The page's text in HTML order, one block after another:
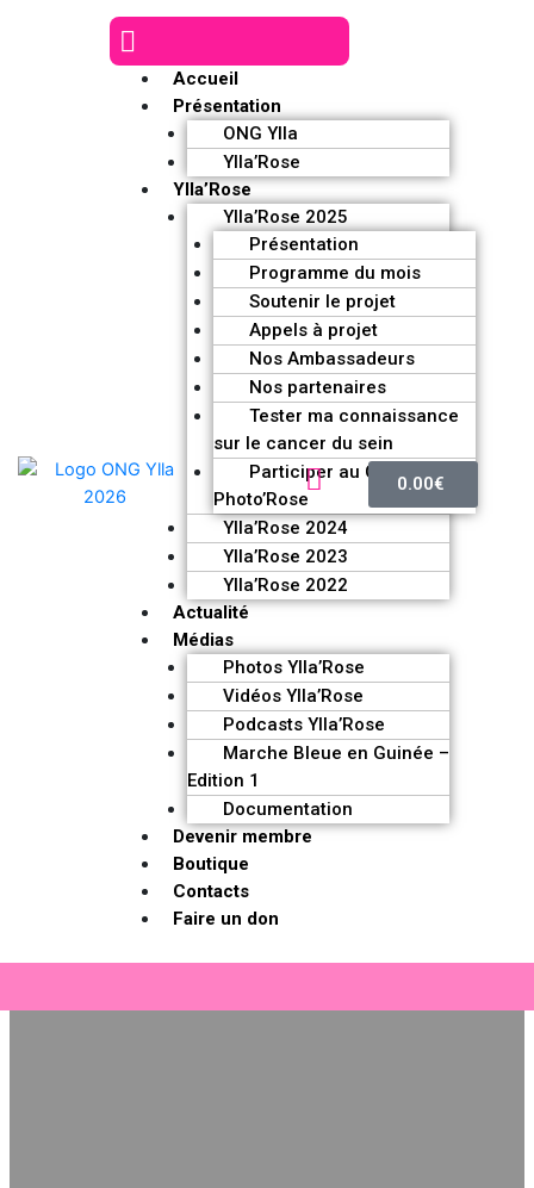
Accueil
Présentation
ONG Ylla
Ylla’Rose
Ylla’Rose
Ylla’Rose 2025
Présentation
Programme du mois
Soutenir le projet
Appels à projet
Nos Ambassadeurs
Nos partenaires
Tester ma connaissance
sur le cancer du sein
Participer au Challenge
Photo’Rose
Ylla’Rose 2024
Ylla’Rose 2023
Ylla’Rose 2022
Actualité
Médias
Photos Ylla’Rose
Vidéos Ylla’Rose
Podcasts Ylla’Rose
Marche Bleue en Guinée –
Edition 1
Documentation
Devenir membre
Boutique
Contacts
Faire un don
0.00€